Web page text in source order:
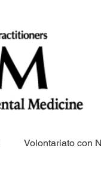
Volontariato con